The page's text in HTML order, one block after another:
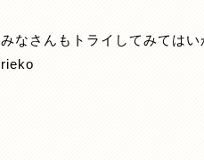
みなさんもトライしてみてはい
rieko